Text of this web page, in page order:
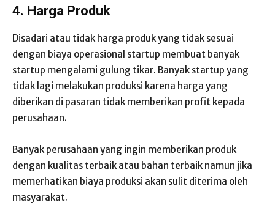
4. Harga Produk
Disadari atau tidak harga produk yang tidak sesuai
dengan biaya operasional startup membuat banyak
startup mengalami gulung tikar. Banyak startup yang
tidak lagi melakukan produksi karena harga yang
diberikan di pasaran tidak memberikan profit kepada
perusahaan.
Banyak perusahaan yang ingin memberikan produk
dengan kualitas terbaik atau bahan terbaik namun jika
memerhatikan biaya produksi akan sulit diterima oleh
masyarakat.